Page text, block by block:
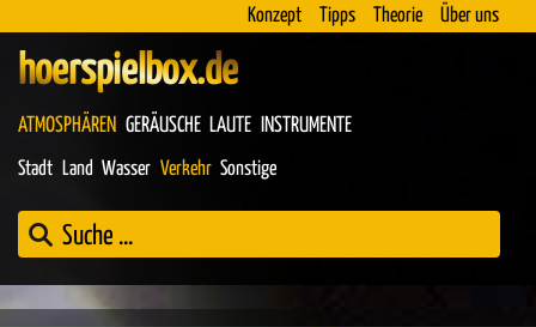
Konzept Tipps Theorie Über uns
hoerspielbox.de
ATMOSPHÄREN GERÄUSCHE LAUTE INSTRUMENTE
Stadt Land Wasser Verkehr Sonstige